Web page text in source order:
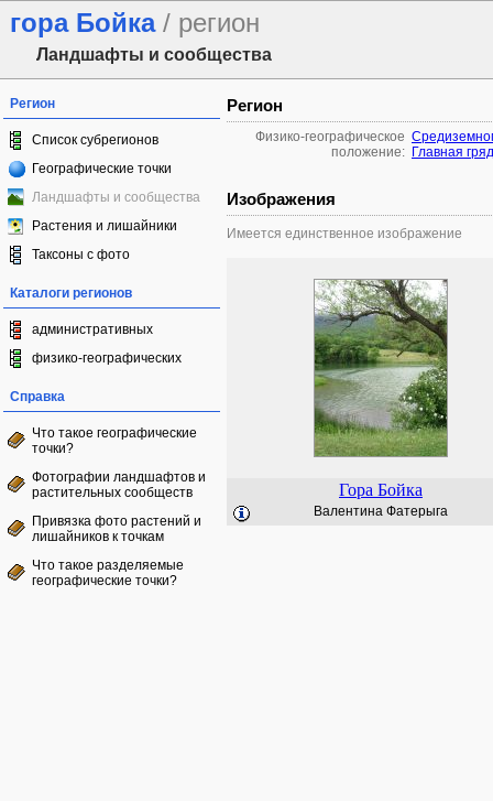
гора Бойка/ регион
Ландшафты и сообщества
Регион
Список субрегионов
Географические точки
Ландшафты и сообщества
Растения и лишайники
Таксоны с фото
Каталоги регионов
административных
физико-географических
Справка
Что такое географические
точки?
Фотографии ландшафтов и
растительных сообществ
Привязка фото растений и
лишайников к точкам
Что такое разделяемые
географические точки?
Регион
Физико-географическое
положение: Главная
Изображения
Имеется единственное изображение
Гора Бойка
Валентина Фатерыга